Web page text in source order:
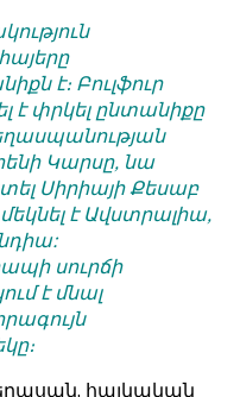
է։ Բուլֆուր
է փրկել ընտանիքը
Կարսը, նա
Սիրիայի Քեսաբ
է Ավստրալիա,
սուրճի
է մնալ
հայկական